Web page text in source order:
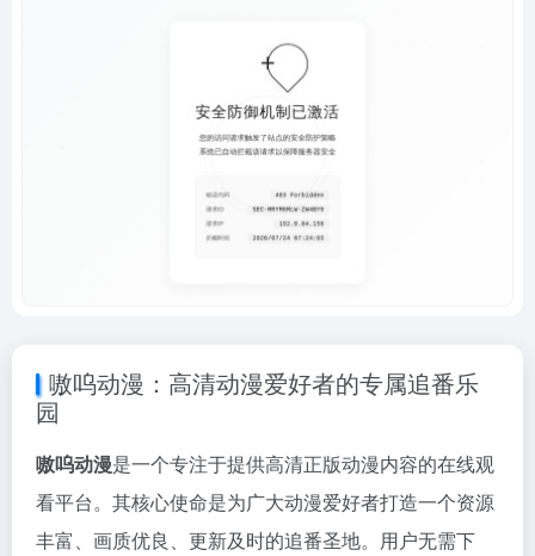
嗷呜动漫：高清动漫爱好者的专属追番乐
园
嗷呜动漫是一个专注于提供高清正版动漫内容的在线观
看平台。其核心使命是为广大动漫爱好者打造一个资源
丰富、画质优良、更新及时的追番圣地。用户无需下